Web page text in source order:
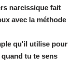
narcissique fait
avec la méthode
qu'il utilise pour
tu te sens